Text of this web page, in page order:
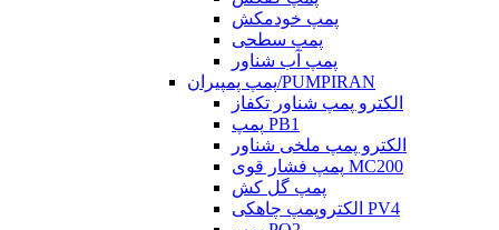
پمپ خودمکش
پمپ سطحی
پمپ آب شناور
پمپ پمپیران/PUMPIRAN
الکترو پمپ شناور تکفاز
پمپ PB1
الکترو پمپ ملخی شناور
پمپ فشار قوی MC200
پمپ گل کش
الکتروپمپ چاهکی PV4